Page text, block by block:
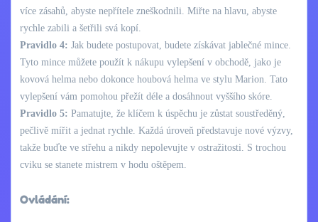
více zásahů, abyste nepřítele zneškodnili. Miřte na hlavu, abyste
rychle zabili a šetřili svá kopí.
Pravidlo 4: Jak budete postupovat, budete získávat jablečné mince.
Tyto mince můžete použít k nákupu vylepšení v obchodě, jako je
kovová helma nebo dokonce houbová helma ve stylu Marion. Tato
vylepšení vám pomohou přežít déle a dosáhnout vyššího skóre.
Pravidlo 5: Pamatujte, že klíčem k úspěchu je zůstat soustředěný,
pečlivě mířit a jednat rychle. Každá úroveň představuje nové výzvy,
takže buďte ve střehu a nikdy nepolevujte v ostražitosti. S trochou
cviku se stanete mistrem v hodu oštěpem.
Ovládání: